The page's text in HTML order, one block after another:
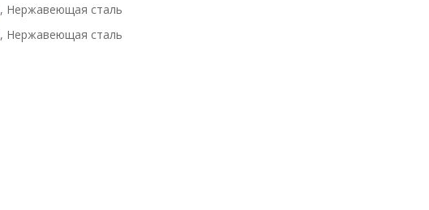
, Нержавеющая сталь
, Нержавеющая сталь